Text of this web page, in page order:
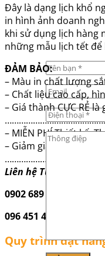
Đây là dạng lịch khổ
in hình ảnh doanh
khi sử dụng lịch hàng
những mẫu lịch tết
ĐẢM BẢO:
– Màu in chất lượng
– Chất liệu cao cấp,
– Giá thành CỰC RẺ
– MIỄN PHÍ Thiết kế:
– Giảm giá, chiết
Liên hệ Tư vấn – báo
0902 689 201 (MS.Tâm)
096 451 44 87
Quy trình đặt